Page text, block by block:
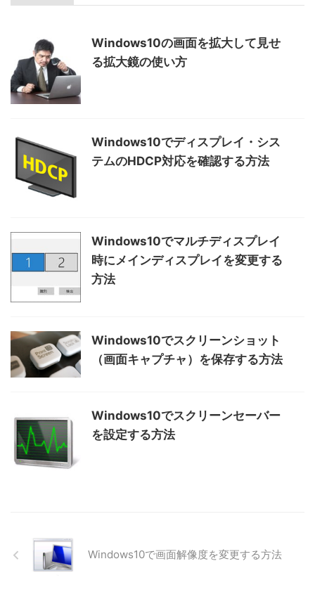
Windows10の画面を拡大して見せ
る拡大鏡の使い方
Windows10でディスプレイ・シス
テムのHDCP対応を確認する方法
Windows10でマルチディスプレイ
時にメインディスプレイを変更する
方法
Windows10でスクリーンショット
（画面キャプチャ）を保存する方法
Windows10でスクリーンセーバー
を設定する方法
Windows10で画面解像度を変更する方法